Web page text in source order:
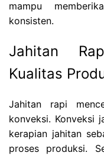
mampu
konsisten.
Jahitan
Kualitas
Jahitan rapi
konveksi. Konveksi
kerapian jahitan
proses produksi.